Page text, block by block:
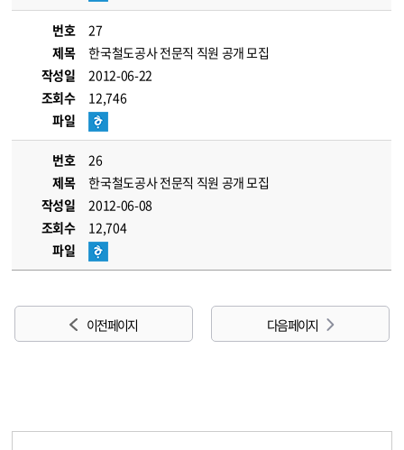
번호
27
제목
한국철도공사 전문직 직원 공개 모집
작성일
2012-06-22
조회수
12,746
파일
번호
26
제목
한국철도공사 전문직 직원 공개 모집
작성일
2012-06-08
조회수
12,704
파일
이전 페이지 다음 페이지